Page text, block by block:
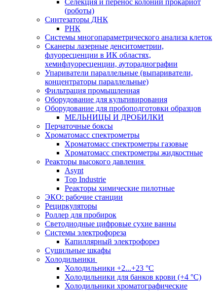
Селекция и перенос колоний прокариот
(роботы)
Синтезаторы ДНК
РНК
Системы многопараметрического анализа клеток
Сканеры лазерные денситометрии,
флуоресценции в ИК областях,
хемифлуоресценции, ауторадиографии
Упариватели параллельные (выпариватели,
концентраторы параллельные)
Фильтрация промышленная
Оборудование для культивирования
Оборудование для пробоподготовки образцов
МЕЛЬНИЦЫ И ДРОБИЛКИ
Перчаточные боксы
Хроматомасс спектрометры
Хроматомасс спектрометры газовые
Хроматомасс спектрометры жидкостные
Реакторы высокого давления
Asynt
Top Industrie
Реакторы химические пилотные
ЭКО: рабочие станции
Рециркуляторы
Роллер для пробирок
Светодиодные цифровые сухие ванны
Системы электрофореза
Капиллярный электрофорез
Сушильные шкафы
Холодильники
Холодильники +2...+23 °С
Холодильники для банков крови (+4 °С)
Холодильники хроматографические